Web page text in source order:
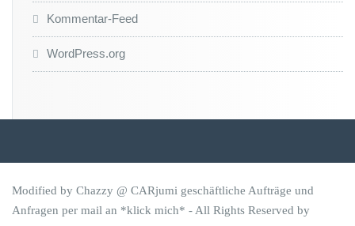
Kommentar-Feed
WordPress.org
Modified by Chazzy @ CARjumi geschäftliche Aufträge und
Anfragen per mail an *klick mich* - All Rights Reserved by